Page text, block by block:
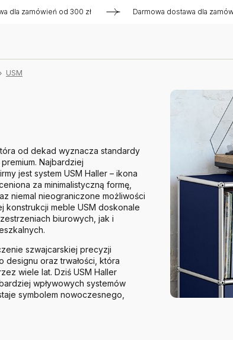
od 300 zł Darmowa dostawa dla zamówień
USM
od dekad wyznacza standardy
Najbardziej
jest system USM Haller – ikona
za minimalistyczną formę,
niemal nieograniczone możliwości
konstrukcji meble USM doskonale
biurowych, jak i
szwajcarskiej precyzji
oraz trwałości, która
wiele lat. Dziś USM Haller
wpływowych systemów
symbolem nowoczesnego,